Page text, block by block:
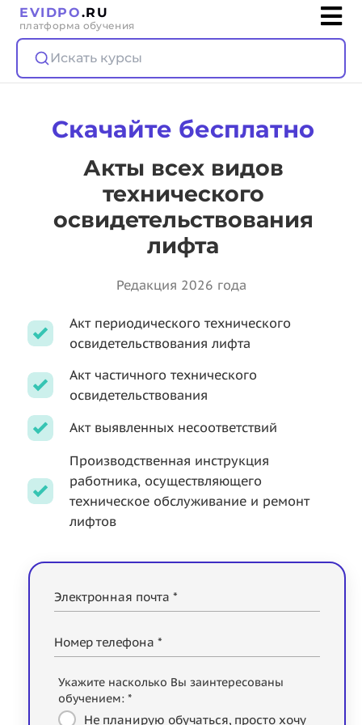
EVIDPO.RU
платформа обучения
Искать курсы
Скачайте бесплатно
Акты всех видов
технического
освидетельствования
лифта
Редакция 2026 года
Акт периодического технического
освидетельствования лифта
Акт частичного технического
освидетельствования
Акт выявленных несоответствий
Производственная инструкция
работника, осуществляющего
техническое обслуживание и ремонт
лифтов
Электронная почта *
Номер телефона *
Укажите насколько Вы заинтересованы
обучением: *
Не планирую обучаться, просто хочу